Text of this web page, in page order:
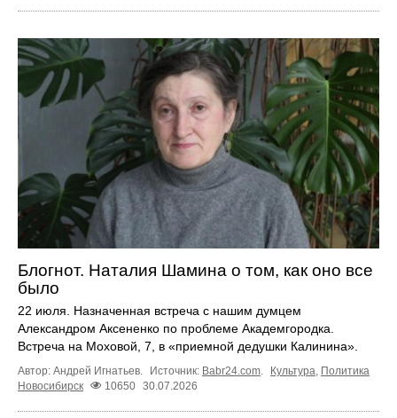
Блогнот. Наталия Шамина о том, как оно все
было
22 июля. Назначенная встреча с нашим думцем
Александром Аксененко по проблеме Академгородка.
Встреча на Моховой, 7, в «приемной дедушки Калинина».
Автор: Андрей Игнатьев. Источник: Babr24.com Культура Политика
Новосибирск
10650 30.07.2026